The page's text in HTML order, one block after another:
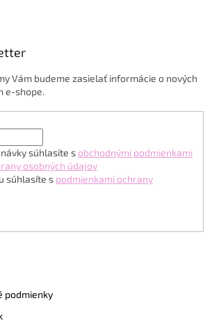
Vám budeme zasielať informácie o nových
e-shope.
súhlasíte s obchodnými podmienkami
osobných údajov
súhlasíte s podmienkami ochrany
podmienky